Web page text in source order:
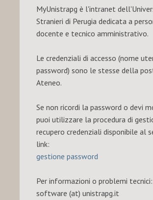
MyUnistrapg è l'intranet
Stranieri di Perugia dedicata a
docente e tecnico amministrativo.
Le credenziali di accesso (nome
password) sono le stesse della
Ateneo.
Se non ricordi la password o devi
puoi utilizzare la procedura di
recupero credenziali disponibile al
link:
gestione password
Per informazioni o problemi tecnici:
software (at) unistrapg.it